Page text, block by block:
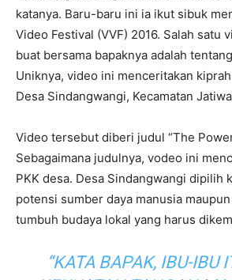
katanya. Baru-baru ini ia ikut sibuk
Video Festival (VVF) 2016. Salah satu
buat bersama bapaknya adalah
Uniknya, video ini menceritakan
Desa Sindangwangi, Kecamatan
Video tersebut diberi judul “The
Sebagaimana judulnya, vodeo ini
PKK desa. Desa Sindangwangi dipilih
potensi sumber daya manusia
tumbuh budaya lokal yang harus
“KATA BAPAK, IBU-IBU